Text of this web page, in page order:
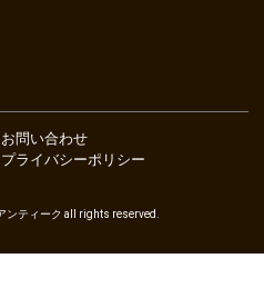
お問い合わせ
プライバシーポリシー
ンティーク all rights reserved.